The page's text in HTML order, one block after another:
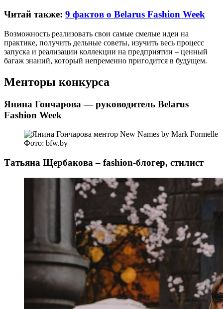
Читай также: 9 фактов о Belarus Fashion Week
Возможность реализовать свои самые смелые идеи на
практике, получить дельные советы, изучить весь процесс
запуска и реализации коллекции на предприятии – ценный
багаж знаний, который непременно пригодится в будущем.
Менторы конкурса
Янина Гончарова — руководитель Belarus
Fashion Week
Фото: bfw.by
Татьяна Щербакова – fashion-блогер, стилист